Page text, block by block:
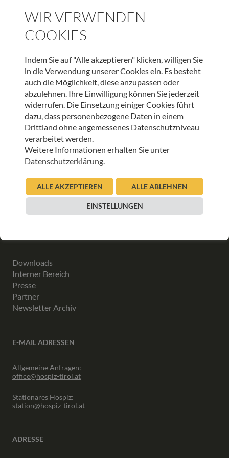
sich aber nur in Hoffnung und in tieferes Leben wandeln,
wenn sie gelebt wird.Gehen setzt Körper, Geist und
Seele in Bewegung.Darum laden wir ein, miteinander
teilen.
Wir treffen uns daher am Freitag, den 07.11.2025
um 14 Uhr beim Pavillon in Umhausen zu einem
„Trauerspaziergang“ nach „Maria Schnee“.
Dieser findet
bei jeder Witterung statt.Keine Anmeldung
erforderlich!
Teilen wir die vielen Gesichter der Trauer
mit Gleichgesinnten.
Das Hospizteam Ötztal freut sich,
ein Stück des Weges mit euch zu gehen.
Kontakt Hospizteam Ötztal
Alle Interessierten!
INFORMATIONEN ZUR ANMELDUNG
Es ist keine Anmeldung erforderlich.
UNSER NEWSLETTER:
ANMELDEN
Downloads
Interner Bereich
Presse
Partner
Newsletter Archiv
E-MAIL ADRESSEN
Allgemeine Anfragen:
office@hospiz-tirol.at
Stationäres Hospiz:
station@hospiz-tirol.at
ADRESSE
WIR VERWENDEN
COOKIES
Indem Sie auf "Alle akzeptieren" klicken, willigen Sie
in die Verwendung unserer Cookies ein. Es besteht
auch die Möglichkeit, diese anzupassen oder
abzulehnen. Ihre Einwilligung können Sie jederzeit
widerrufen. Die Einsetzung einiger Cookies führt
dazu, dass personenbezogene Daten in einem
Drittland ohne angemessenes Datenschutzniveau
verarbeitet werden.
Weitere Informationen erhalten Sie unter
Datenschutzerklärung.
ALLE AKZEPTIEREN ALLE ABLEHNEN
EINSTELLUNGEN